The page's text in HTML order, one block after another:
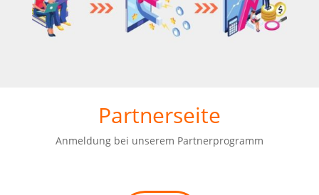
Partnerseite
Anmeldung bei unserem Partnerprogramm